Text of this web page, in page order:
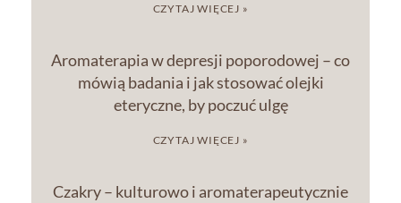
CZYTAJ WIĘCEJ »
Aromaterapia w depresji poporodowej – co
mówią badania i jak stosować olejki
eteryczne, by poczuć ulgę
CZYTAJ WIĘCEJ »
Czakry – kulturowo i aromaterapeutycznie